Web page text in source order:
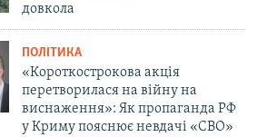
довкола
ПОЛІТИКА
«Короткострокова акція
перетворилася на війну на
виснаження»: Як пропаганда РФ
у Криму пояснює невдачі «СВО»